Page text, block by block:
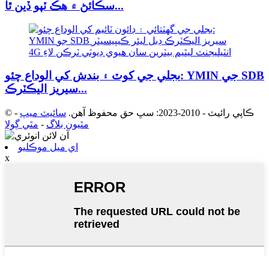
سڪائڻ ۾ هڪ ٽپو ڏين ٿا...
بجلي جي کوٽ ۽ بندش کي الوداع چئو: YMIN جي SDB
سيريز اليڪٽرڪ...
© ڪاپي رائيٽ - 2010-2023: سڀ حق محفوظ آهن. سائيٽ ميپ -
مٿيون بلاگ - مٿي ڳولا
اي ميل موڪليو
x